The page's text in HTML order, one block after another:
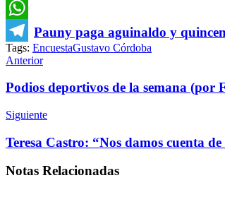
Pauny paga aguinaldo y
Email
WhatsApp
Telegram
Tags: EncuestaGustavo Córdoba
Anterior
Podios deportivos de la semana (por
Siguiente
Teresa Castro: “Nos damos cuenta
Notas Relacionadas